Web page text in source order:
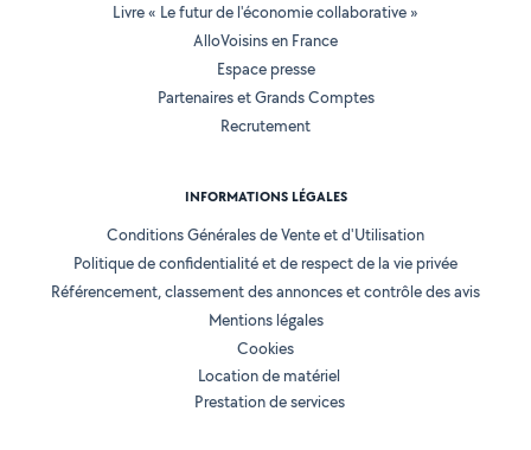
Livre « Le futur de l'économie collaborative »
AlloVoisins en France
Espace presse
Partenaires et Grands Comptes
Recrutement
INFORMATIONS LÉGALES
Conditions Générales de Vente et d'Utilisation
Politique de confidentialité et de respect de la vie privée
Référencement, classement des annonces et contrôle des avis
Mentions légales
Cookies
Location de matériel
Prestation de services